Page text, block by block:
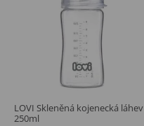
LOVI Skleněná kojenecká láhev
250ml